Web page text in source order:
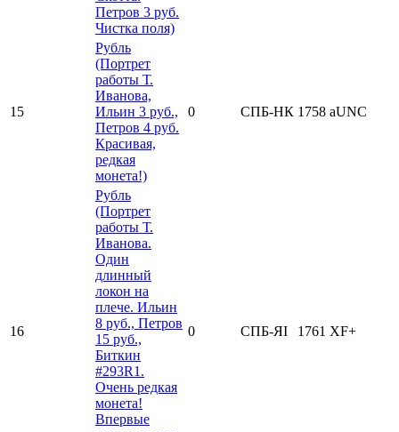
Петров 3 руб.
Чистка поля)
15
Рубль
(Портрет
работы Т.
Иванова,
Ильин 3 руб.,
Петров 4 руб.
Красивая,
редкая
монета!)
0 СПБ-НК 1758 aUNC
16
Рубль
(Портрет
работы Т.
Иванова.
Один
длинный
локон на
плече. Ильин
8 руб., Петров
15 руб.,
Биткин
#293R1.
Очень редкая
монета!
Впервые
0 СПБ-ЯI 1761 XF+